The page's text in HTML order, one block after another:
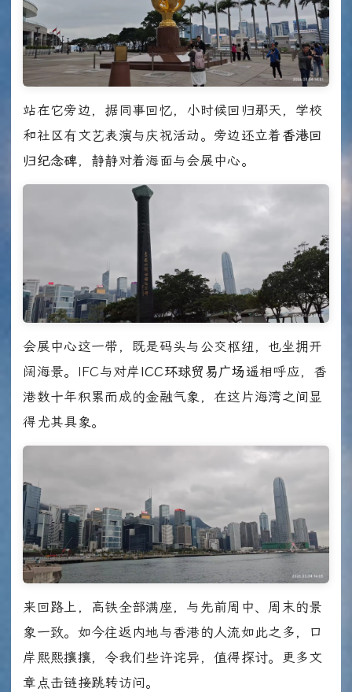
站在它旁边，据同事回忆，小时候回归那天，学校
和社区有文艺表演与庆祝活动。旁边还立着 香港回
归纪念碑，静静对着海面与会展中心。
会展中心这一带，既是码头与公交枢纽，也坐拥开
阔海景。IFC与对岸ICC环球贸易广场遥相呼应，香
港数十年积累而成的金融气象，在这片海湾之间显
得尤其具象。
来回路上，高铁全部满座，与先前周中、周末的景
象一致。如今往返内地与香港的人流如此之多，口
岸熙熙攘攘，令我们些许诧异，值得探讨。更多文
章点击链接跳转访问。